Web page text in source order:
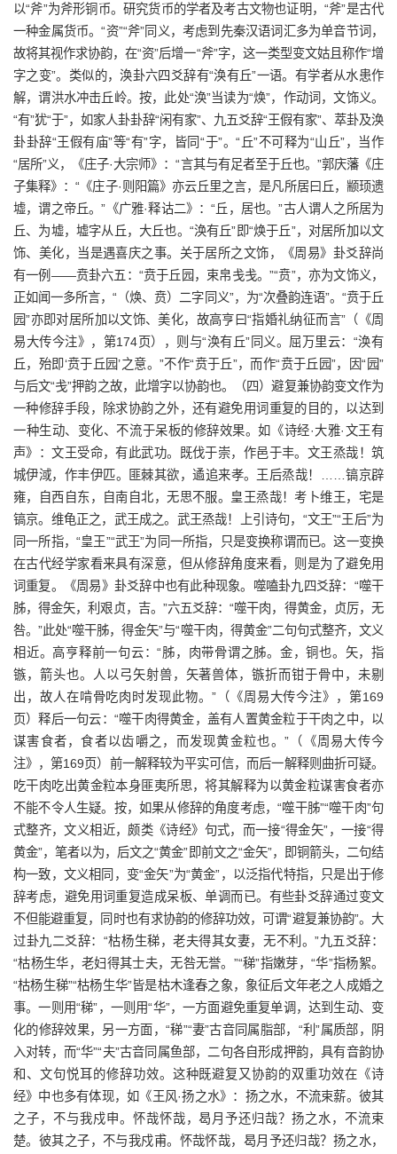
以“斧”为斧形铜币。研究货币的学者及考古文物也证明，“斧”是古代
一种金属货币。“资”“斧”同义，考虑到先秦汉语词汇多为单音节词，
故将其视作求协韵，在“资”后增一“斧”字，这一类型变文姑且称作“增
字之变”。类似的，涣卦六四爻辞有“涣有丘”一语。有学者从水患作
解，谓洪水冲击丘岭。按，此处“涣”当读为“焕”，作动词，文饰义。
“有”犹“于”，如家人卦卦辞“闲有家”、九五爻辞“王假有家”、萃卦及涣
卦卦辞“王假有庙”等“有”字，皆同“于”。“丘”不可释为“山丘”，当作
“居所”义，《庄子·大宗师》：“言其与有足者至于丘也。”郭庆藩《庄
子集释》：“《庄子·则阳篇》亦云丘里之言，是凡所居曰丘，颛顼遗
墟，谓之帝丘。”《广雅·释诂二》：“丘，居也。”古人谓人之所居为
丘、为墟，墟字从丘，大丘也。“涣有丘”即“焕于丘”，对居所加以文
饰、美化，当是遇喜庆之事。关于居所之文饰，《周易》卦爻辞尚
有一例——贲卦六五：“贲于丘园，束帛戋戋。”“贲”，亦为文饰义，
正如闻一多所言，“（焕、贲）二字同义”，为“次叠韵连语”。“贲于丘
园”亦即对居所加以文饰、美化，故高亨曰“指婚礼纳征而言”（《周
易大传今注》，第174页），则与“涣有丘”同义。屈万里云：“涣有
丘，殆即‘贲于丘园’之意。”不作“贲于丘”，而作“贲于丘园”，因“园”
与后文“戋”押韵之故，此增字以协韵也。（四）避复兼协韵变文作为
一种修辞手段，除求协韵之外，还有避免用词重复的目的，以达到
一种生动、变化、不流于呆板的修辞效果。如《诗经·大雅·文王有
声》：文王受命，有此武功。既伐于崇，作邑于丰。文王烝哉！筑
城伊淢，作丰伊匹。匪棘其欲，遹追来孝。王后烝哉！……镐京辟
雍，自西自东，自南自北，无思不服。皇王烝哉！考卜维王，宅是
镐京。维龟正之，武王成之。武王烝哉！上引诗句，“文王”“王后”为
同一所指，“皇王”“武王”为同一所指，只是变换称谓而已。这一变换
在古代经学家看来具有深意，但从修辞角度来看，则是为了避免用
词重复。《周易》卦爻辞中也有此种现象。噬嗑卦九四爻辞：“噬干
胏，得金矢，利艰贞，吉。”六五爻辞：“噬干肉，得黄金，贞厉，无
咎。”此处“噬干胏，得金矢”与“噬干肉，得黄金”二句句式整齐，文义
相近。高亨释前一句云：“胏，肉带骨谓之胏。金，铜也。矢，指
镞，箭头也。人以弓矢射兽，矢著兽体，镞折而钳于骨中，未剔
出，故人在啃骨吃肉时发现此物。”（《周易大传今注》，第169
页）释后一句云：“噬干肉得黄金，盖有人置黄金粒于干肉之中，以
谋害食者，食者以齿嚼之，而发现黄金粒也。”（《周易大传今
注》，第169页）前一解释较为平实可信，而后一解释则曲折可疑。
吃干肉吃出黄金粒本身匪夷所思，将其解释为以黄金粒谋害食者亦
不能不令人生疑。按，如果从修辞的角度考虑，“噬干胏”“噬干肉”句
式整齐，文义相近，颇类《诗经》句式，而一接“得金矢”，一接“得
黄金”，笔者以为，后文之“黄金”即前文之“金矢”，即铜箭头，二句结
构一致，文义相同，变“金矢”为“黄金”，以泛指代特指，只是出于修
辞考虑，避免用词重复造成呆板、单调而已。有些卦爻辞通过变文
不但能避重复，同时也有求协韵的修辞功效，可谓“避复兼协韵”。大
过卦九二爻辞：“枯杨生稊，老夫得其女妻，无不利。”九五爻辞：
“枯杨生华，老妇得其士夫，无咎无誉。”“稊”指嫩芽，“华”指杨絮。
“枯杨生稊”“枯杨生华”皆是枯木逢春之象，象征后文年老之人成婚之
事。一则用“稊”，一则用“华”，一方面避免重复单调，达到生动、变
化的修辞效果，另一方面，“稊”“妻”古音同属脂部，“利”属质部，阴
入对转，而“华”“夫”古音同属鱼部，二句各自形成押韵，具有音韵协
和、文句悦耳的修辞功效。这种既避复又协韵的双重功效在《诗
经》中也多有体现，如《王风·扬之水》：扬之水，不流束薪。彼其
之子，不与我戍申。怀哉怀哉，曷月予还归哉？扬之水，不流束
楚。彼其之子，不与我戍甫。怀哉怀哉，曷月予还归哉？扬之水，